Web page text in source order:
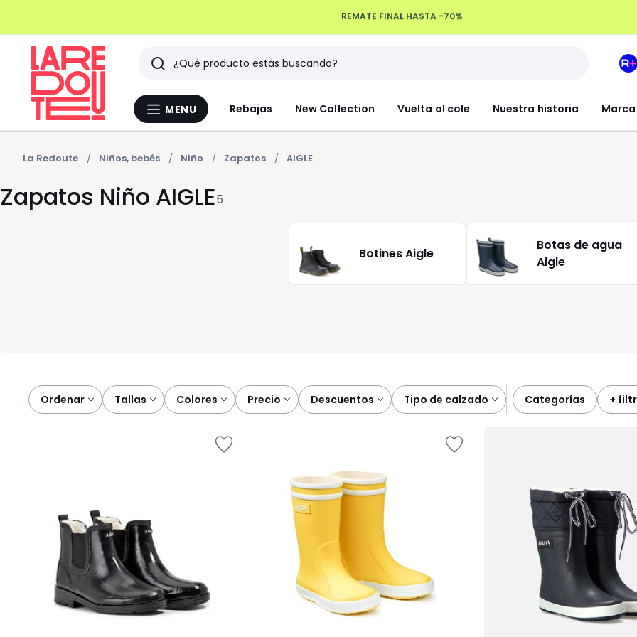
Devoluciones hasta 100 días
Menu
MENU Rebajas New Collection Vuelta al cole Nuestra historia
Buscar
Últimos
artículos
vistos
La Redoute Niños, bebés Niño Zapatos AIGLE
Zapatos Niño AIGLE5
Botines Aigle
Botas de agua
Aigle
Ordenar tallas colores precio descuentos tipo de calzado categorías +